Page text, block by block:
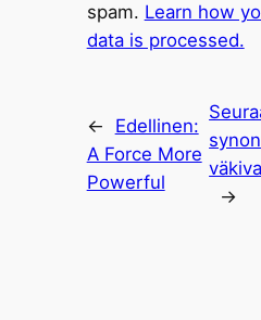
spam. Learn how
data is processed.
←
Edellinen:
A Force More
Powerful
→